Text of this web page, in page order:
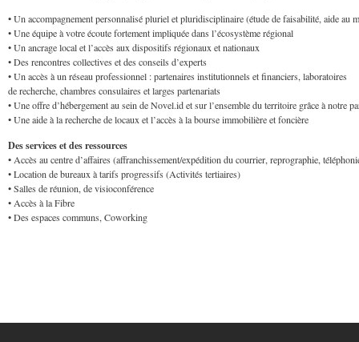
• Un accompagnement personnalisé pluriel et pluridisciplinaire (étude de faisabilité, aide
• Une équipe à votre écoute fortement impliquée dans l’écosystème régional
• Un ancrage local et l’accès aux dispositifs régionaux et nationaux
• Des rencontres collectives et des conseils d’experts
• Un accès à un réseau professionnel : partenaires institutionnels et financiers, laboratoires
de recherche, chambres consulaires et larges partenariats
• Une offre d’hébergement au sein de Novel.id et sur l’ensemble du territoire grâce à notre
• Une aide à la recherche de locaux et l’accès à la bourse immobilière et foncière
Des services et des ressources
• Accès au centre d’affaires (affranchissement/expédition du courrier, reprographie,
• Location de bureaux à tarifs progressifs (Activités tertiaires)
• Salles de réunion, de visioconférence
• Accès à la Fibre
• Des espaces communs, Coworking